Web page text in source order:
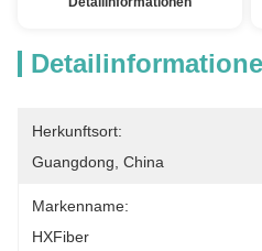
Herkunftsort:
Guangdong, China
Markenname:
HXFiber